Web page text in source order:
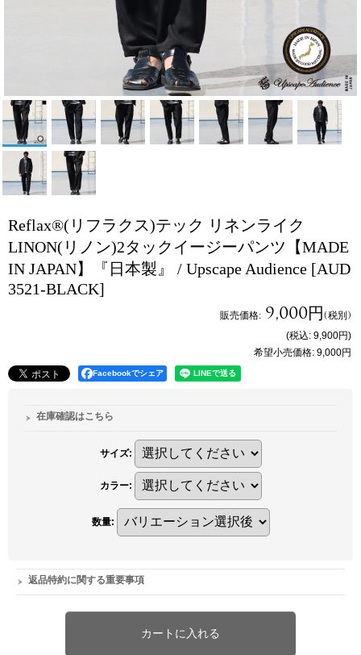
Reflax®(リフラクス)テック リネンライク
LINON(リノン)2タックイージーパンツ【MADE
IN JAPAN】『日本製』 / Upscape Audience [AUD
3521-BLACK]
販売価格: 9,000円(税別)
(税込: 9,900円)
希望小売価格: 9,000円
Facebookでシェア
在庫確認はこちら
サイズ:
カラー:
数量:
返品特約に関する重要事項